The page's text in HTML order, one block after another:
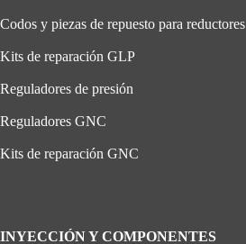
Codos y piezas de repuesto para reductores
Kits de reparación GLP
Reguladores de presión
Reguladores GNC
Kits de reparación GNC
INYECCIÓN Y COMPONENTES